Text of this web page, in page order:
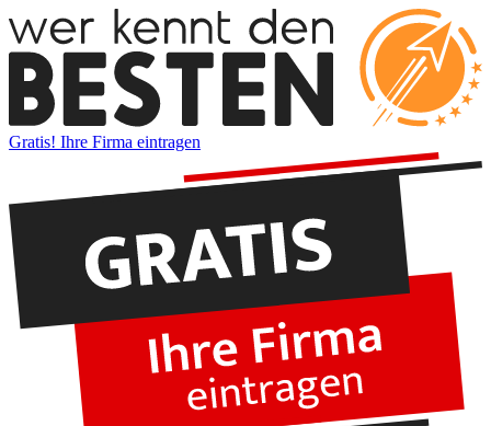
Gratis! Ihre Firma eintragen